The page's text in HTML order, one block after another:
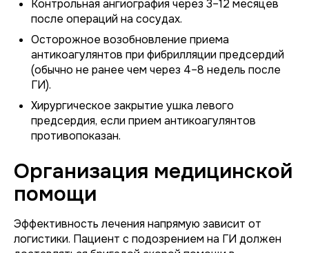
Контрольная ангиография через 3–12 месяцев
после операций на сосудах.
Осторожное возобновление приема
антикоагулянтов при фибрилляции предсердий
(обычно не ранее чем через 4–8 недель после
ГИ).
Хирургическое закрытие ушка левого
предсердия, если прием антикоагулянтов
противопоказан.
Организация медицинской
помощи
Эффективность лечения напрямую зависит от
логистики. Пациент с подозрением на ГИ должен